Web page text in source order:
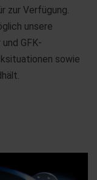
zur Verfügung.
unsere
GFK-
sowie